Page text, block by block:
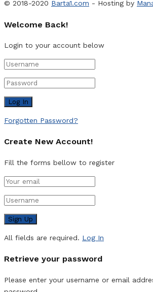
© 2018-2020 Barta1.com - Hosting by
Welcome Back!
Login to your account below
Forgotten Password?
Create New Account!
Fill the forms bellow to register
All fields are required. Log In
Retrieve your password
Please enter your username or email